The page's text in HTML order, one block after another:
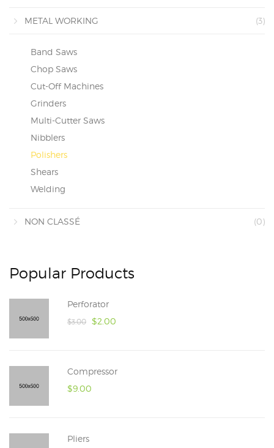
METAL WORKING (3)
Band Saws
Chop Saws
Cut-Off Machines
Grinders
Multi-Cutter Saws
Nibblers
Polishers
Shears
Welding
NON CLASSÉ (0)
Popular Products
Perforator
$3.00 $2.00
Compressor
$9.00
Pliers